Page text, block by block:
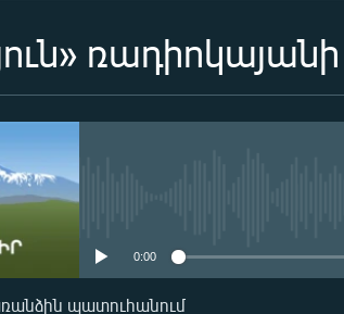
0:00
պատուհանում